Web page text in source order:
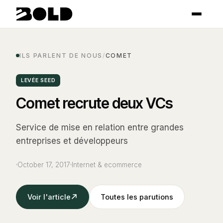
ILS PARLENT DE NOUS /COMET
LEVÉE SEED
Comet recrute deux VCs
Service de mise en relation entre grandes
entreprises et développeurs
October 17, 2017 Internet & ecommerce
Voir l'article Toutes les parutions